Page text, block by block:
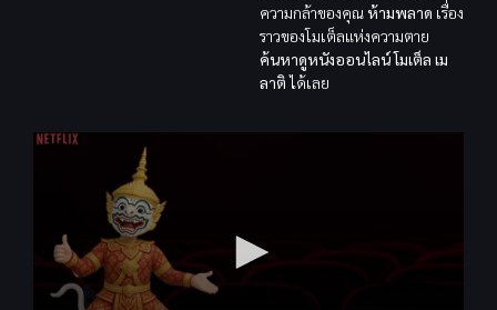
ความกล้าของคุณห้ามพลาด เรื่อง
ราวของโมเต็ลแห่งความตาย
ค้นหาดูหนังออนไลน์ โมเต็ล เม
ลาติได้เลย